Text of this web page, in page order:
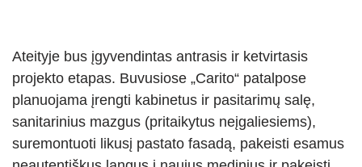
Ateityje bus įgyvendintas antrasis ir ketvirtasis
projekto etapas. Buvusiose „Carito“ patalpose
planuojama įrengti kabinetus ir pasitarimų salę,
sanitarinius mazgus (pritaikytus neįgaliesiems),
suremontuoti likusį pastato fasadą, pakeisti esamus